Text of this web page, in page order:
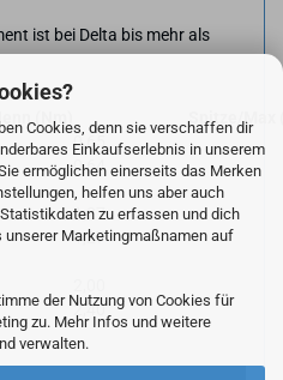
Cookies, denn sie verschaffen dir
Einkaufserlebnis in unserem
ermöglichen einerseits das Merken
helfen uns aber auch
zu erfassen und dich
unserer Marketingmaßnamen auf
der Nutzung von Cookies für
zu. Mehr Infos und weitere
verwalten.
ist bei Delta bis mehr als
(Nm)
Spitze/Max
0,65
0,64
1,27
1,27
2,40